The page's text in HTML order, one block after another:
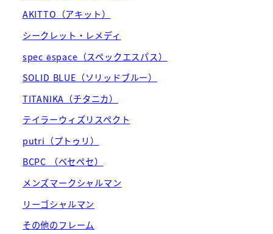
AKITTO（アキット）
シークレット・レメディ
spec ēspace（スペックエスパス）
SOLID BLUE（ソリッドブルー）
TITANIKA（チタニカ）
テイラーウィズリスペクト
putri（プトゥリ）
BCPC （ベセペセ）
メンズマークシャルマン
リーゴシャルマン
その他のフレーム